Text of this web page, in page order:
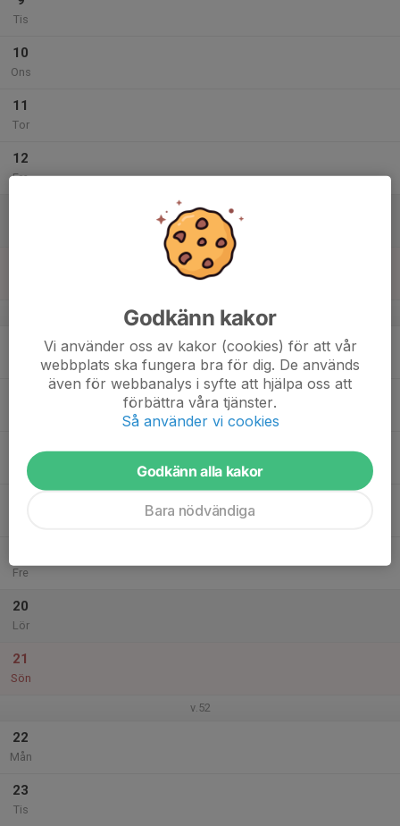
Tis
10
Ons
11
Tor
12
Fre
v.51
Ons
Fre
20
Lör
21
Sön
v.52
22
Mån
23
Tis
Godkänn kakor
Vi använder oss av kakor (cookies) för att vår
webbplats ska fungera bra för dig. De används
även för webbanalys i syfte att hjälpa oss att
förbättra våra tjänster.
Så använder vi cookies
Godkänn alla kakor
Bara nödvändiga